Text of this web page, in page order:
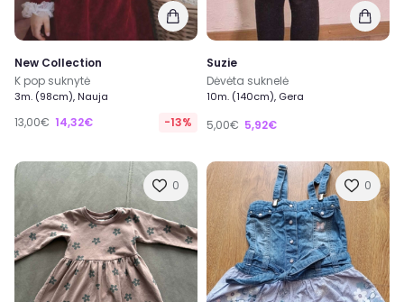
New Collection
K pop suknytė
3m. (98cm), Nauja
13,00€ 14,32€ -13%
Suzie
Dėvėta suknelė
10m. (140cm), Gera
5,00€ 5,92€
0 0